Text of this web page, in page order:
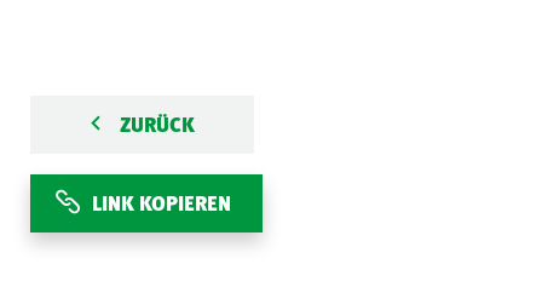
ZURÜCK
LINK KOPIEREN